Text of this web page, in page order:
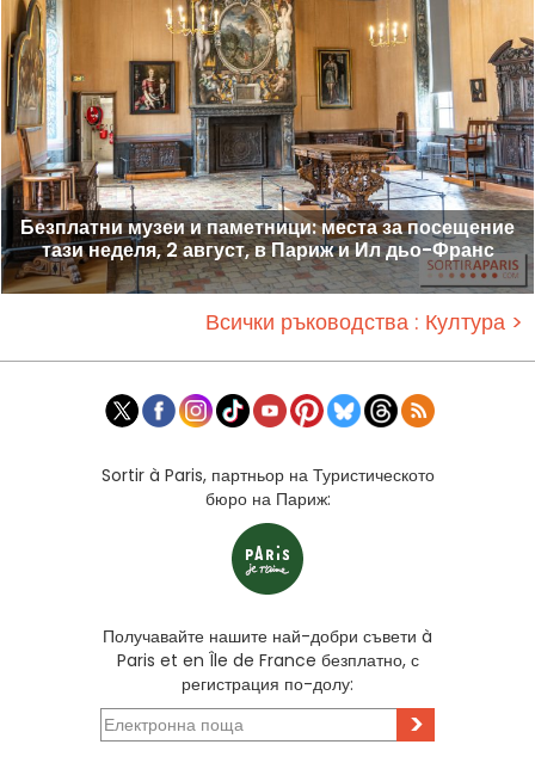
Безплатни музеи и паметници: места за посещение
тази неделя, 2 август, в Париж и Ил дьо-Франс
Всички ръководства : Култура >
Sortir à Paris, партньор на Туристическото
бюро на Париж:
Получавайте нашите най-добри съвети à
Paris et en Île de France безплатно, с
регистрация по-долу:
>